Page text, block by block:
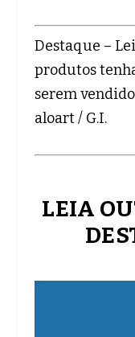
Destaque –
produtos
serem
aloart / G.I.
LEIA